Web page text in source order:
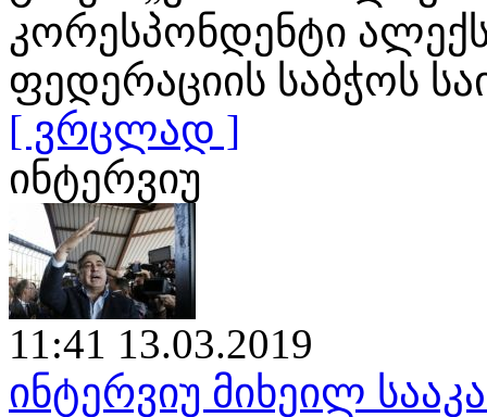
კორესპონდენტი
ფედერაციის საბჭოს
[ ვრცლად ]
ინტერვიუ
11:41 13.03.2019
ინტერვიუ მიხეილ